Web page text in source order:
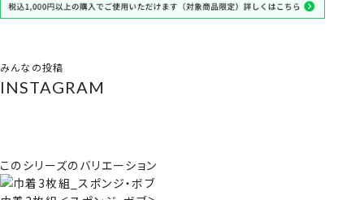
みんなの投稿
INSTAGRAM
このシリーズのバリエーション